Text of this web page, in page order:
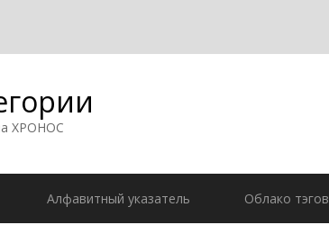
ХРОНОС
Алфавитный указатель Облако тэгов